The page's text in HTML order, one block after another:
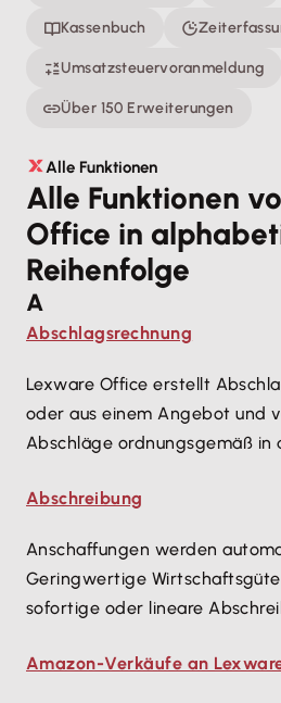
Kassenbuch
Umsatzsteuervoranmeldung
Über 150 Erweiterungen
Alle Funktionen
Alle Funktionen
Office in
Reihenfolge
A
Abschlagsrechnung
Lexware Office erstellt
oder aus einem Angebot und
Abschläge ordnungsgemäß in
Abschreibung
Anschaffungen werden
Geringwertige
sofortige oder lineare
Amazon-Verkäufe an